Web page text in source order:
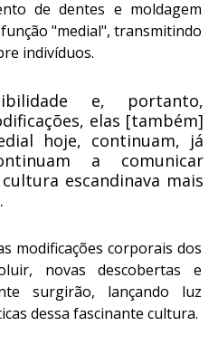
de dentes e moldagem
"medial", transmitindo
indivíduos.
e, portanto,
elas [também]
hoje, continuam, já
a comunicar
escandinava mais
modificações corporais dos
novas descobertas e
surgirão, lançando luz
dessa fascinante cultura.